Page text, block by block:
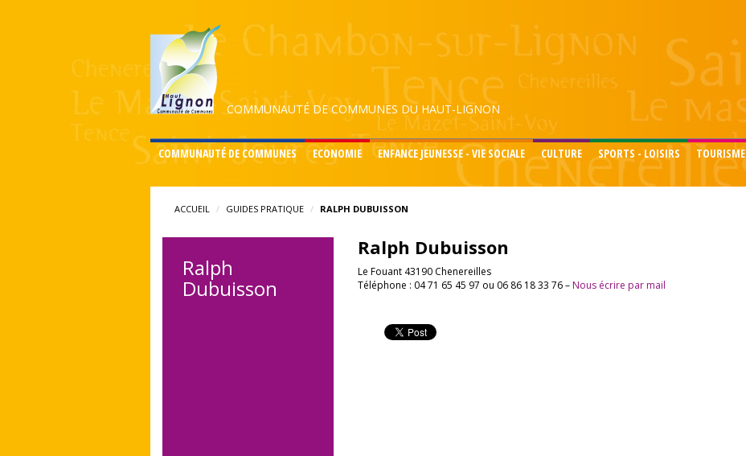
COMMUNAUTÉ DE COMMUNES DU HAUT-LIGNON
COMMUNAUTÉ DE COMMUNES ECONOMIE ENFANCE JEUNESSE - VIE SOCIALE CULTURE SPORTS - LOISIRS TOURISME
ACCUEIL GUIDES PRATIQUE RALPH DUBUISSON
Ralph
Dubuisson
Ralph Dubuisson
Le Fouant 43190 Chenereilles
Téléphone : 04 71 65 45 97 ou 06 86 18 33 76 – Nous écrire par mail